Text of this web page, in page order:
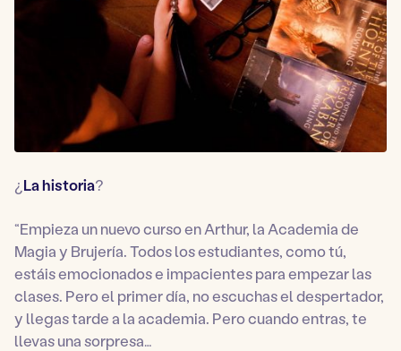
¿ La historia?
“Empieza un nuevo curso en Arthur, la Academia de
Magia y Brujería. Todos los estudiantes, como tú,
estáis emocionados e impacientes para empezar las
clases. Pero el primer día, no escuchas el despertador,
y llegas tarde a la academia. Pero cuando entras, te
llevas una sorpresa…